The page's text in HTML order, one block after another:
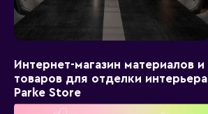
Интернет-магазин материалов и
товаров для отделки интерьера
Parke Store